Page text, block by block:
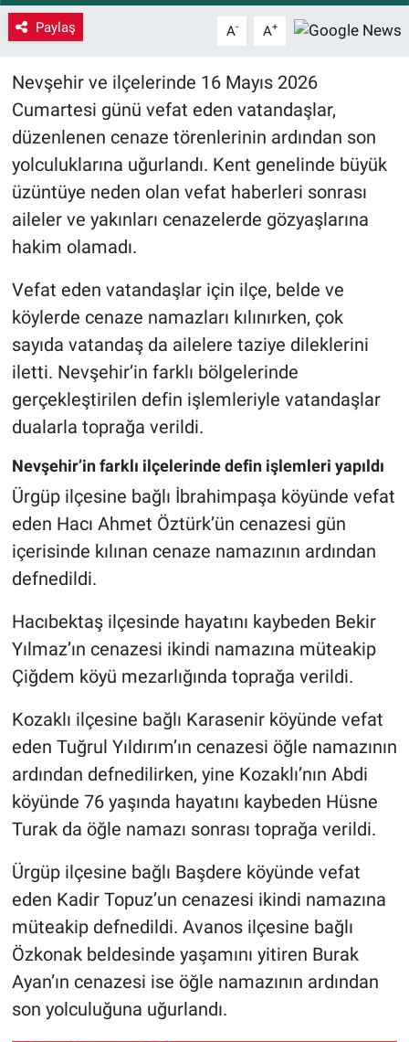
Paylaş A- A+
Nevşehir ve ilçelerinde 16 Mayıs 2026
Cumartesi günü vefat eden vatandaşlar,
düzenlenen cenaze törenlerinin ardından son
yolculuklarına uğurlandı. Kent genelinde büyük
üzüntüye neden olan vefat haberleri sonrası
aileler ve yakınları cenazelerde gözyaşlarına
hakim olamadı.
Vefat eden vatandaşlar için ilçe, belde ve
köylerde cenaze namazları kılınırken, çok
sayıda vatandaş da ailelere taziye dileklerini
iletti. Nevşehir’in farklı bölgelerinde
gerçekleştirilen defin işlemleriyle vatandaşlar
dualarla toprağa verildi.
Nevşehir’in farklı ilçelerinde defin işlemleri yapıldı
Ürgüp ilçesine bağlı İbrahimpaşa köyünde vefat
eden Hacı Ahmet Öztürk’ün cenazesi gün
içerisinde kılınan cenaze namazının ardından
defnedildi.
Hacıbektaş ilçesinde hayatını kaybeden Bekir
Yılmaz’ın cenazesi ikindi namazına müteakip
Çiğdem köyü mezarlığında toprağa verildi.
Kozaklı ilçesine bağlı Karasenir köyünde vefat
eden Tuğrul Yıldırım’ın cenazesi öğle namazının
ardından defnedilirken, yine Kozaklı’nın Abdi
köyünde 76 yaşında hayatını kaybeden Hüsne
Turak da öğle namazı sonrası toprağa verildi.
Ürgüp ilçesine bağlı Başdere köyünde vefat
eden Kadir Topuz’un cenazesi ikindi namazına
müteakip defnedildi. Avanos ilçesine bağlı
Özkonak beldesinde yaşamını yitiren Burak
Ayan’ın cenazesi ise öğle namazının ardından
son yolculuğuna uğurlandı.